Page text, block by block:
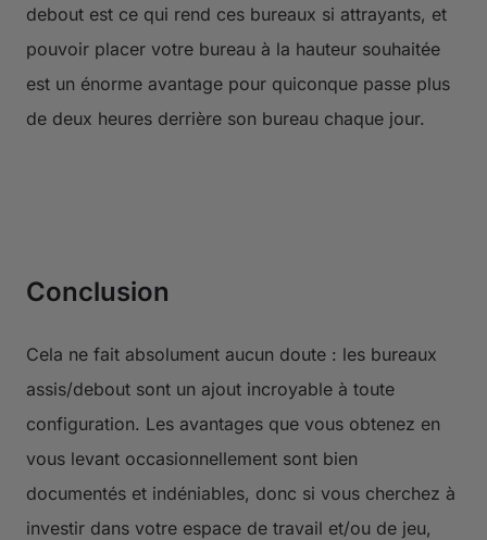
debout est ce qui rend ces bureaux si attrayants, et
pouvoir placer votre bureau à la hauteur souhaitée
est un énorme avantage pour quiconque passe plus
de deux heures derrière son bureau chaque jour.
Conclusion
Cela ne fait absolument aucun doute : les bureaux
assis/debout sont un ajout incroyable à toute
configuration. Les avantages que vous obtenez en
vous levant occasionnellement sont bien
documentés et indéniables, donc si vous cherchez à
investir dans votre espace de travail et/ou de jeu,